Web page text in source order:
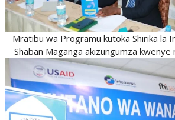
Mratibu wa Programu kutoka Shirika la
Shaban Maganga akizungumza kwenye